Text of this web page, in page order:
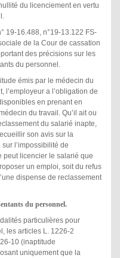
du licenciement en vertu
19-16.488, n°19-13.122 FS-
de la Cour de cassation
des précisions sur les
du personnel.
émis par le médecin du
l’employeur a l’obligation de
en prenant en
du travail. Qu’il ait ou
du salarié inapte,
son avis sur la
l’impossibilité de
peut licencier le salarié que
un emploi, soit du refus
dispense de reclassement
du personnel.
particulières pour
les articles L. 1226-2
10 (inaptitude
uniquement que la